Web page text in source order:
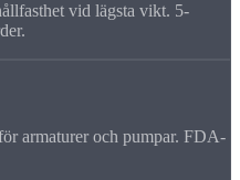
vid lägsta vikt. 5-
armaturer och pumpar. FDA-